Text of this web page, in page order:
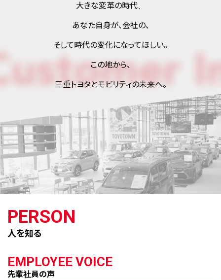
大きな変革の時代、
あなた自身が、会社の、
そして時代の変化になってほしい。
この地から、
三重トヨタとモビリティの未来へ。
PERSON
人を知る
EMPLOYEE VOICE
先輩社員の声